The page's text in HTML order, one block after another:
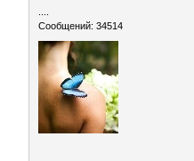
Сообщений: 34514